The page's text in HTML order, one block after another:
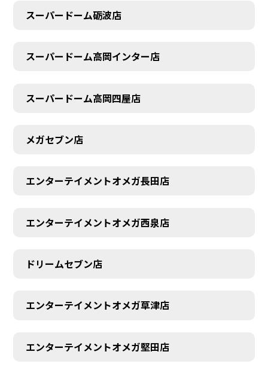
スーパードーム砺波店
スーパードーム高岡インター店
スーパードーム高岡四屋店
メガセブン店
エンターテイメントオメガ長田店
エンターテイメントオメガ西泉店
ドリームセブン店
エンターテイメントオメガ草津店
エンターテイメントオメガ堅田店